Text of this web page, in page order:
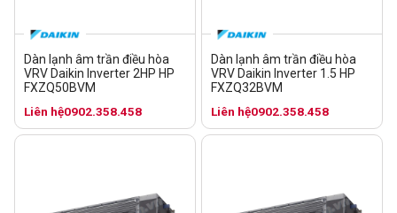
Dàn lạnh âm trần điều hòa
VRV Daikin Inverter 2HP HP
FXZQ50BVM
Liên hệ0902.358.458
Dàn lạnh âm trần điều hòa
VRV Daikin Inverter 1.5 HP
FXZQ32BVM
Liên hệ0902.358.458